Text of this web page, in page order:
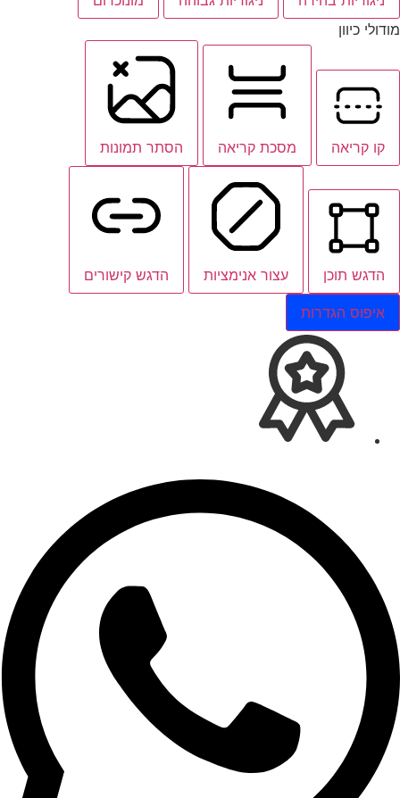
מודולי כיוון
קו קריאה מסכת קריאה הסתר תמונות
הדגש תוכן עצור אנימציות הדגש קישורים
איפוס הגדרות